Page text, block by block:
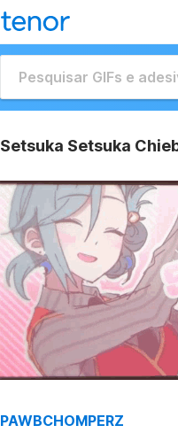
Setsuka Setsuka
PAWBCHOMPERZ